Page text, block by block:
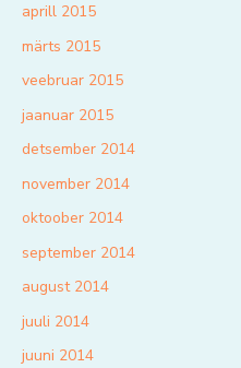
aprill 2015
märts 2015
veebruar 2015
jaanuar 2015
detsember 2014
november 2014
oktoober 2014
september 2014
august 2014
juuli 2014
juuni 2014